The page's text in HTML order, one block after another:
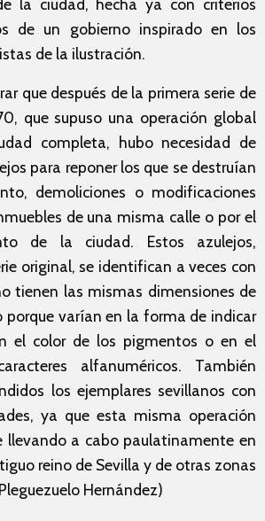
de un gobierno inspirado en los
de la ilustración.
que después de la primera serie de
que supuso una operación global
completa, hubo necesidad de
para reponer los que se destruían
demoliciones o modificaciones
de una misma calle o por el
de la ciudad. Estos azulejos,
original, se identifican a veces con
tienen las mismas dimensiones de
porque varían en la forma de indicar
el color de los pigmentos o en el
alfanuméricos. También
los ejemplares sevillanos con
ya que esta misma operación
llevando a cabo paulatinamente en
reino de Sevilla y de otras zonas
Hernández)